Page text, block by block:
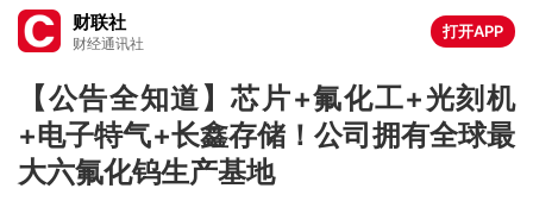
财联社
财经通讯社
打开APP
【公告全知道】芯片+氟化工+光刻机
+电子特气+长鑫存储！公司拥有全球最
大六氟化钨生产基地